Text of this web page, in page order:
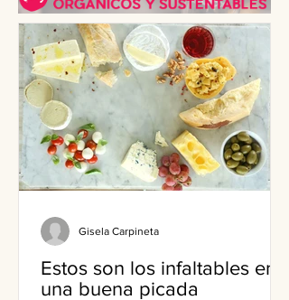
Estos son los infaltables en
una buena picada
Gisela Carpineta